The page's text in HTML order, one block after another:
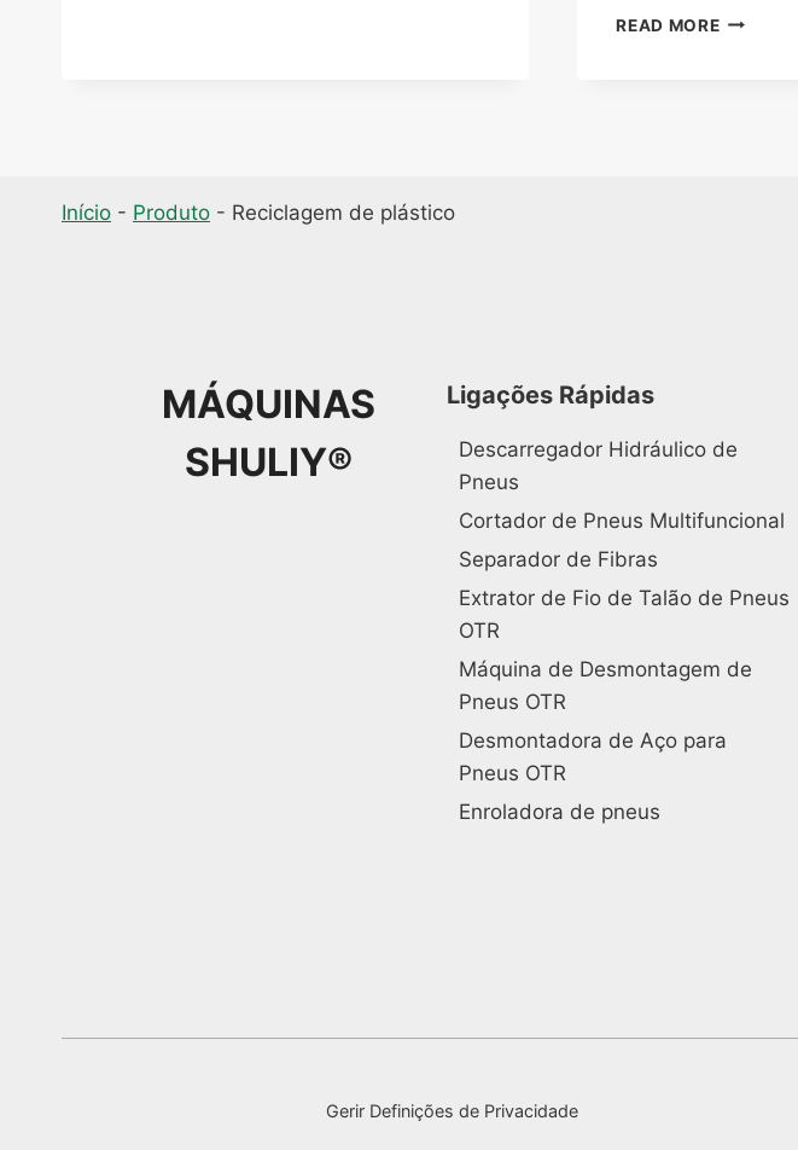
READ MOREMÁQUINA
Início - Produto - Reciclagem de plástico
MÁQUINAS
SHULIY®
Ligações Rápidas
Descarregador Hidráulico de
Pneus
Cortador de Pneus Multifuncional
Separador de Fibras
Extrator de Fio de Talão de Pneus
OTR
Máquina de Desmontagem de
Pneus OTR
Desmontadora de Aço para
Pneus OTR
Enroladora de pneus
Gerir Definições de Privacidade